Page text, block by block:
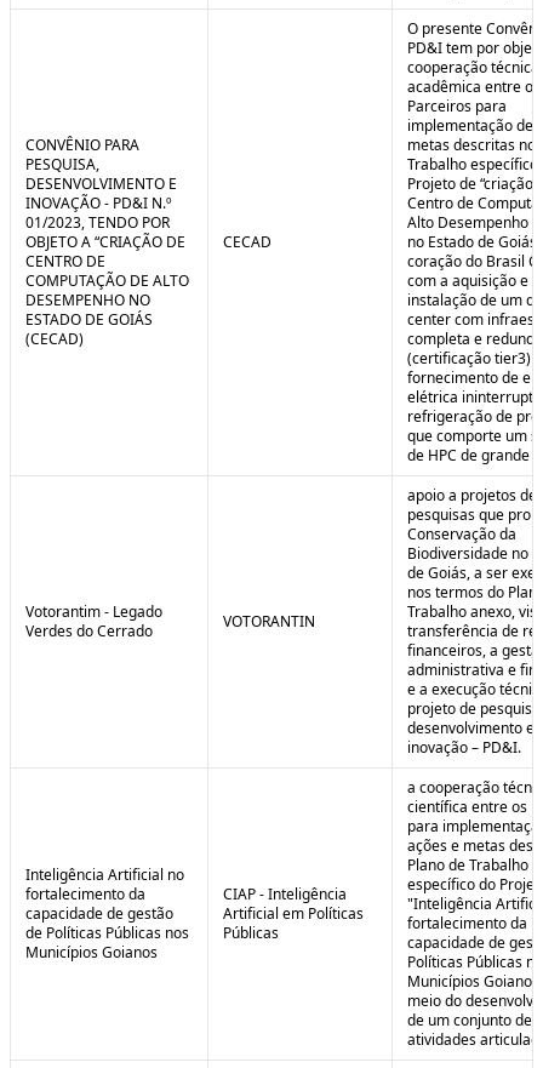
CONVÊNIO PARA
PESQUISA,
DESENVOLVIMENTO E
INOVAÇÃO - PD&I N.º
01/2023, TENDO POR
OBJETO A “CRIAÇÃO DE
CENTRO DE
COMPUTAÇÃO DE ALTO
DESEMPENHO NO
ESTADO DE GOIÁS
(CECAD)
CECAD
O presente
PD&I tem por
cooperação técnica
acadêmica entre os
Parceiros para
implementação de
metas descritas no
Trabalho específico
Projeto de “criação
Centro de
Alto Desempenho
no Estado de
coração do Brasil
com a aquisição e
instalação de um
center com
completa e
(certificação tier3)
fornecimento de
elétrica
refrigeração de
que comporte um
de HPC de grande
Votorantim - Legado
Verdes do Cerrado
VOTORANTIN
apoio a projetos de
pesquisas que
Conservação da
Biodiversidade no
de Goiás, a ser
nos termos do
Trabalho anexo,
transferência de
financeiros, a
administrativa e
e a execução
projeto de pesquisa,
desenvolvimento e
inovação – PD&I.
Inteligência Artificial no
fortalecimento da
capacidade de gestão
de Políticas Públicas nos
Municípios Goianos
CIAP - Inteligência
Artificial em Políticas
Públicas
a cooperação
científica entre os
para
ações e metas
Plano de Trabalho
específico do
"Inteligência
fortalecimento da
capacidade de
Políticas Públicas
Municípios
meio do
de um conjunto de
atividades